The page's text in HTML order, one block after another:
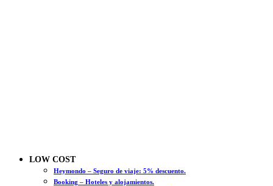
LOW COST
Heymondo – Seguro de viaje: 5% descuento.
Booking – Hoteles y alojamientos.